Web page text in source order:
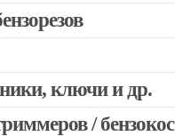
Stihl
Husqvarna, Partner
Oleo-mac, Echo и др.
ключи и др.
/ бензокос